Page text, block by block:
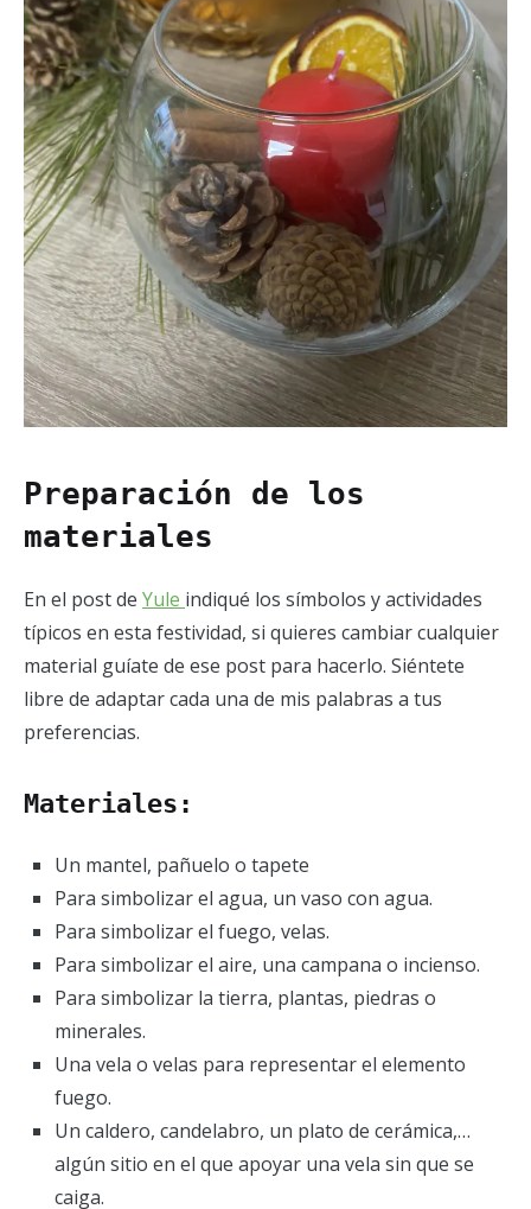
Preparación de los
materiales
En el post de Yule indiqué los símbolos y actividades
típicos en esta festividad, si quieres cambiar cualquier
material guíate de ese post para hacerlo. Siéntete
libre de adaptar cada una de mis palabras a tus
preferencias.
Materiales:
Un mantel, pañuelo o tapete
Para simbolizar el agua, un vaso con agua.
Para simbolizar el fuego, velas.
Para simbolizar el aire, una campana o incienso.
Para simbolizar la tierra, plantas, piedras o
minerales.
Una vela o velas para representar el elemento
fuego.
Un caldero, candelabro, un plato de cerámica,…
algún sitio en el que apoyar una vela sin que se
caiga.